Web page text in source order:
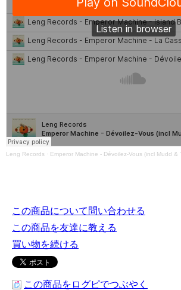
Leng Records · Emperor Machine - Dévoilez-Vous (incl Mudd &
この商品について問い合わせる
この商品を友達に教える
買い物を続ける
この商品をログピでつぶやく